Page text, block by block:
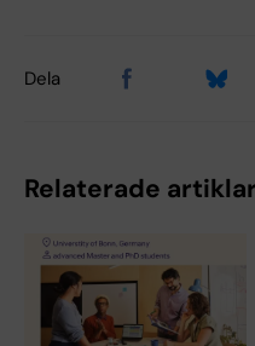
Dela
Relaterade artiklar